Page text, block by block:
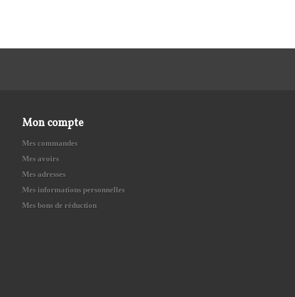
Mon compte
Mes commandes
Mes avoirs
Mes adresses
Mes informations personnelles
Mes bons de réduction